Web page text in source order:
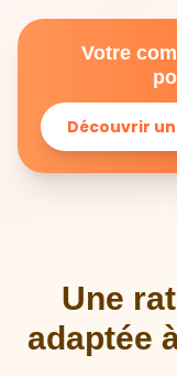
Votre
Découvrir
Une
adaptée